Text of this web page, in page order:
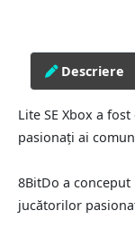
Descriere
Lite SE Xbox a
pasionați ai
8BitDo a
jucătorilor